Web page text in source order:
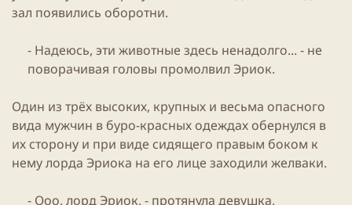
зал появились оборотни.
- Надеюсь, эти животные здесь ненадолго... - не
поворачивая головы промолвил Эриок.​
Один из трёх высоких, крупных и весьма опасного
вида мужчин в буро-красных одеждах обернулся в
их сторону и при виде сидящего правым боком к
нему лорда Эриока на его лице заходили желваки.
- Ооо, лорд Эриок, - протянула девушка,